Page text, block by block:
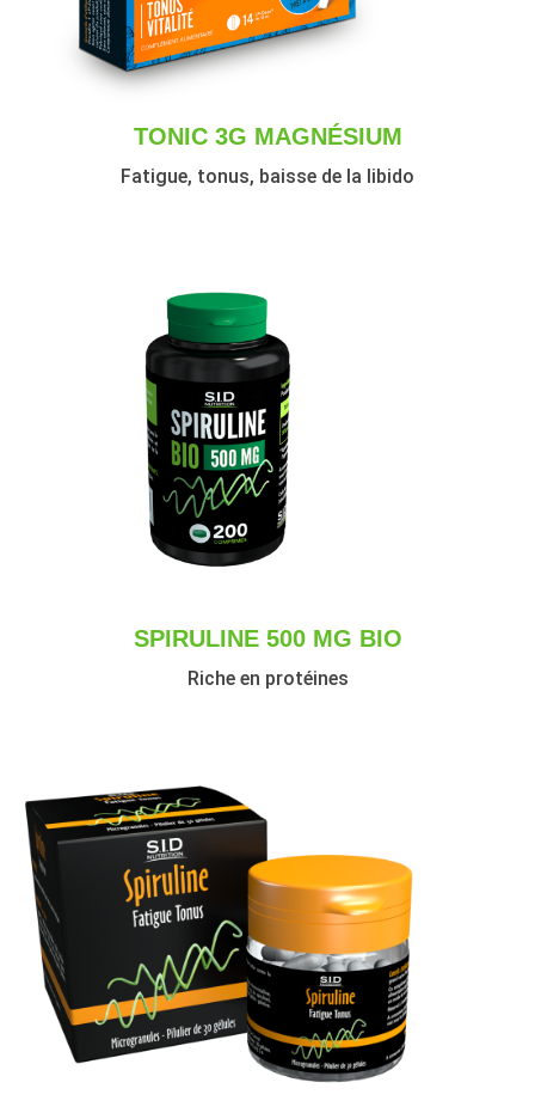
TONIC 3G MAGNÉSIUM
Fatigue, tonus, baisse de la libido
SPIRULINE 500 MG BIO
Riche en protéines